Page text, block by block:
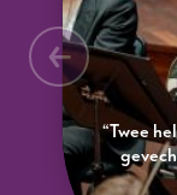
“Twee